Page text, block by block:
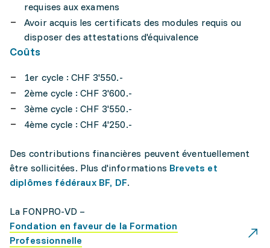
requises aux examens
Avoir acquis les certificats des modules requis ou
disposer des attestations d'équivalence
Coûts
1er cycle : CHF 3'550.-
2ème cycle : CHF 3'600.-
3ème cycle : CHF 3'550.-
4ème cycle : CHF 4'250.-
Des contributions financières peuvent éventuellement
être sollicitées. Plus d'informations Brevets et
diplômes fédéraux BF, DF.
La FONPRO-VD –
Fondation en faveur de la Formation
Professionnelle